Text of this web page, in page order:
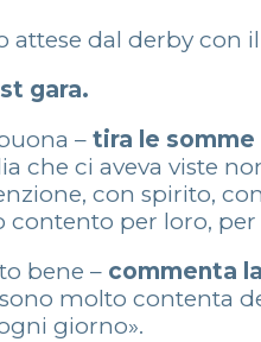
attese dal derby
gara.
– tira le
che ci aveva viste
con spirito,
contento per loro,
bene – commenta
molto contenta
giorno».